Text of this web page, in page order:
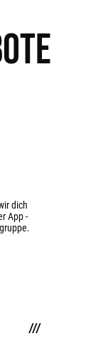
///
dich
App -